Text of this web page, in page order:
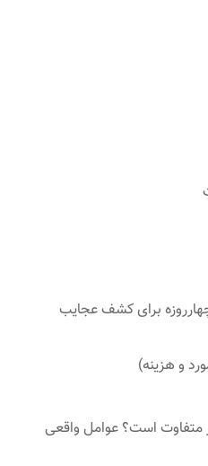
برای کشف عجایب
متفاوت است؟ عوامل واقعی